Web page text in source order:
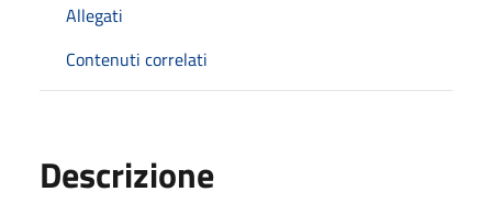
Allegati
Contenuti correlati
Descrizione